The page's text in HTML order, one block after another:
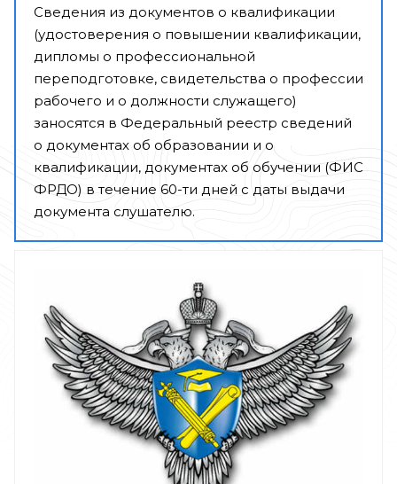
Сведения из документов о квалификации
(удостоверения о повышении квалификации,
дипломы о профессиональной
переподготовке, свидетельства о профессии
рабочего и о должности служащего)
заносятся в Федеральный реестр сведений
о документах об образовании и о
квалификации, документах об обучении (ФИС
ФРДО) в течение 60-ти дней с даты выдачи
документа слушателю.